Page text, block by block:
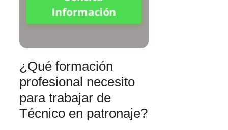
Información
¿Qué formación
profesional necesito
para trabajar de
Técnico en patronaje?